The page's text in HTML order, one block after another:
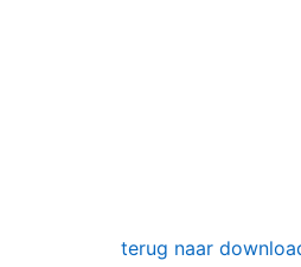
terug naar